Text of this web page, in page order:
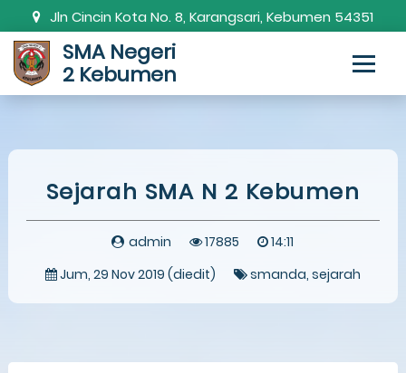
Jln Cincin Kota No. 8, Karangsari, Kebumen 54351
0287-381820
SMA Negeri
2 Kebumen
Sejarah SMA N 2 Kebumen
admin 17885
14:11
Jum, 29 Nov 2019 (diedit)
smanda sejarah